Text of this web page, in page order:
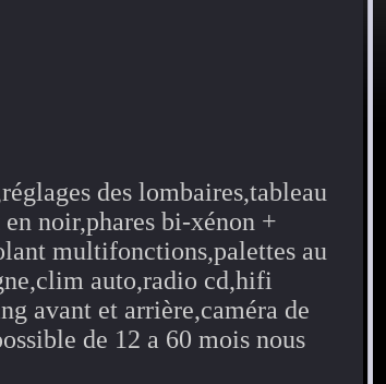
des lombaires,tableau
noir,phares bi-xénon +
multifonctions,palettes au
auto,radio cd,hifi
avant et arrière,caméra de
de 12 a 60 mois nous